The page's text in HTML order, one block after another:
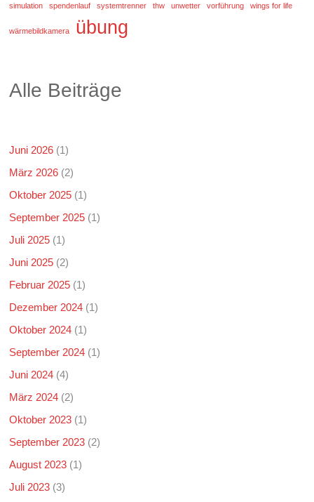
simulation
spendenlauf systemtrenner thw unwetter vorführung wings for life
wärmebildkamera übung
Alle Beiträge
Juni 2026 (1)
März 2026 (2)
Oktober 2025 (1)
September 2025 (1)
Juli 2025 (1)
Juni 2025 (2)
Februar 2025 (1)
Dezember 2024 (1)
Oktober 2024 (1)
September 2024 (1)
Juni 2024 (4)
März 2024 (2)
Oktober 2023 (1)
September 2023 (2)
August 2023 (1)
Juli 2023 (3)